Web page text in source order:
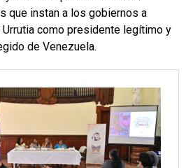
que instan a los gobiernos a
como presidente legítimo y
de Venezuela.